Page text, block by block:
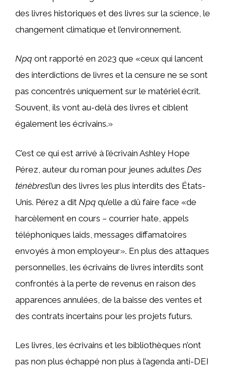
des livres historiques et des livres sur la science, le
changement climatique et l’environnement.
Npq ont rapporté en 2023 que «ceux qui lancent
des interdictions de livres et la censure ne se sont
pas concentrés uniquement sur le matériel écrit.
Souvent, ils vont au-delà des livres et ciblent
également les écrivains.»
C’est ce qui est arrivé à l’écrivain Ashley Hope
Pérez, auteur du roman pour jeunes adultes Des
ténèbresl’un des livres les plus interdits des États-
Unis. Pérez a dit Npq qu’elle a dû faire face «de
harcèlement en cours – courrier hate, appels
téléphoniques laids, messages diffamatoires
envoyés à mon employeur». En plus des attaques
personnelles, les écrivains de livres interdits sont
confrontés à la perte de revenus en raison des
apparences annulées, de la baisse des ventes et
des contrats incertains pour les projets futurs.
Les livres, les écrivains et les bibliothèques n’ont
pas non plus échappé non plus à l’agenda anti-DEI